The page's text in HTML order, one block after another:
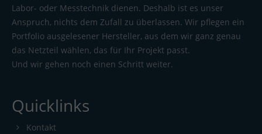
Labor- oder Messtechnik dienen. Deshalb ist es unser
Anspruch, nichts dem Zufall zu überlassen. Wir pflegen ein
Portfolio ausgelesener Hersteller, aus dem wir ganz genau
das Netzteil wählen, das für Ihr Projekt passt.
Und wir gehen noch einen Schritt weiter.
Quicklinks
Kontakt